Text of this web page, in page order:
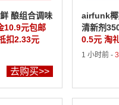
酿组合调味
10.9元包邮
扣2.33元
去购买>>
airfunk椰
清新剂
0.5元 淘
1 小时前 -